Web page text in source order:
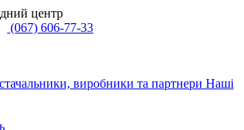
центр
(067) 606-77-33
виробники та партнери Наші